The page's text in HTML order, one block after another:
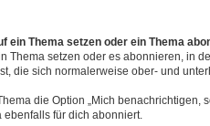
ein Thema setzen oder ein Thema
Thema setzen oder es abonnieren, in
die sich normalerweise ober- und
die Option „Mich benachrichtigen,
ebenfalls für dich abonniert.